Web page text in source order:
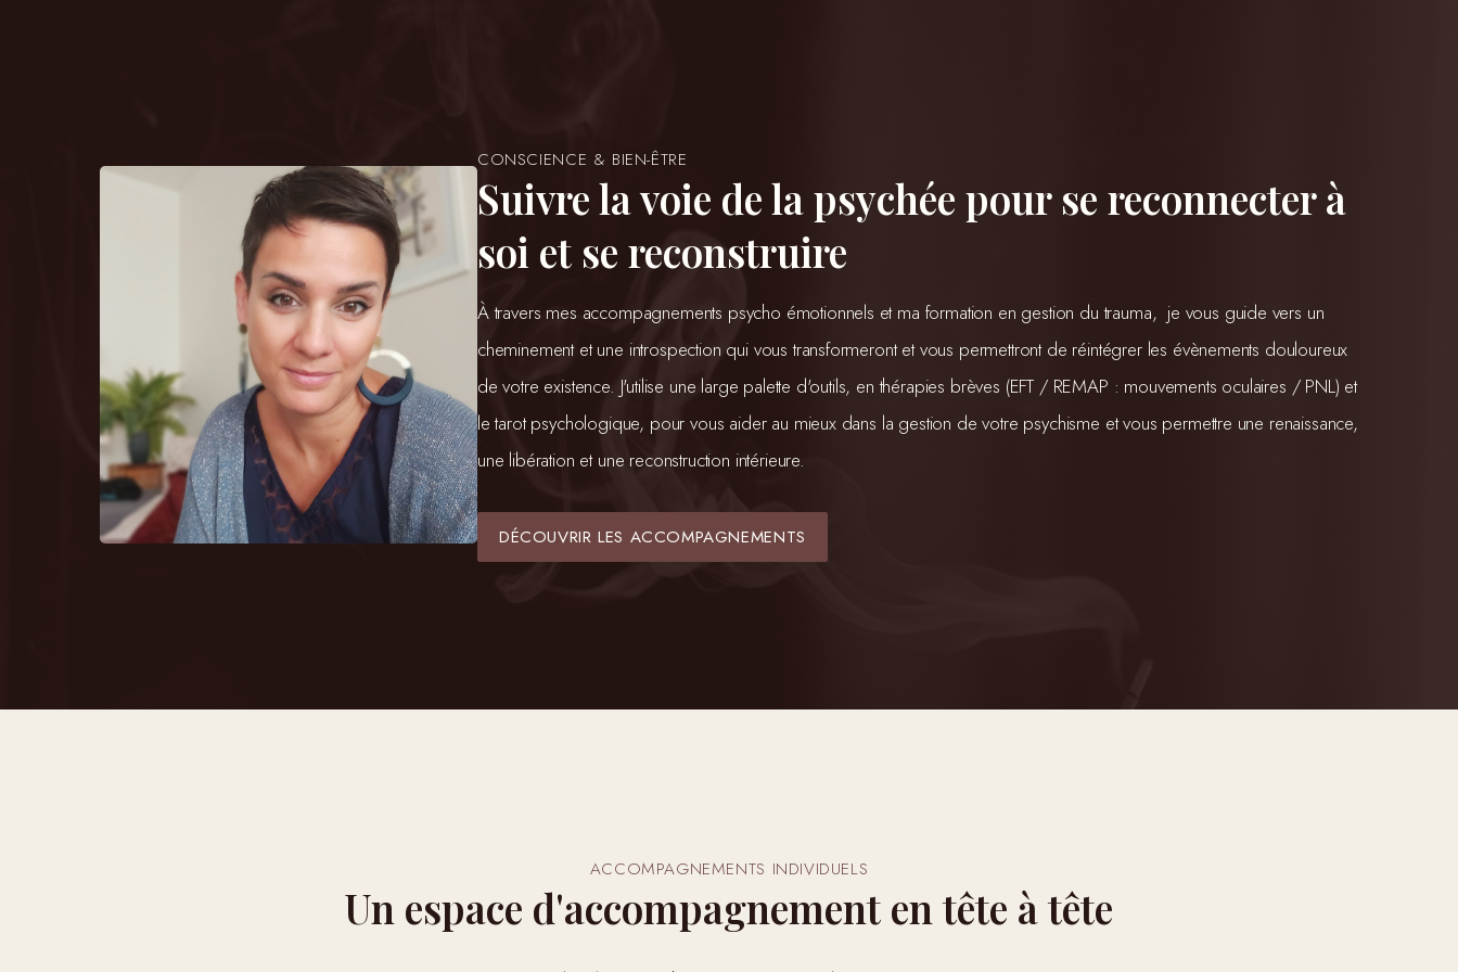
CONSCIENCE & BIEN-ÊTRE
Suivre la voie de la psychée pour se reconnecter à
soi et se reconstruire
À travers mes accompagnements psycho émotionnels et ma formation en gestion du trauma,  je vous guide vers un
cheminement et une introspection qui vous transformeront et vous permettront de réintégrer les évènements douloureux
de votre existence. J'utilise une large palette d'outils, en thérapies brèves (EFT / REMAP : mouvements oculaires / PNL) et
le tarot psychologique, pour vous aider au mieux dans la gestion de votre psychisme et vous permettre une renaissance,
une libération et une reconstruction intérieure.
DÉCOUVRIR LES ACCOMPAGNEMENTS
ACCOMPAGNEMENTS INDIVIDUELS
Un espace d'accompagnement en tête à tête